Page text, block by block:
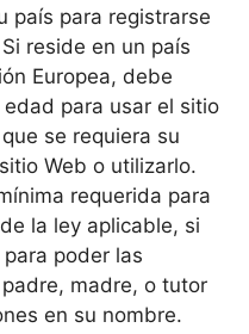
país para registrarse
reside en un país
Europea, debe
para usar el sitio
se requiera su
Web o utilizarlo.
requerida para
la ley aplicable, si
poder las
madre, o tutor
en su nombre.